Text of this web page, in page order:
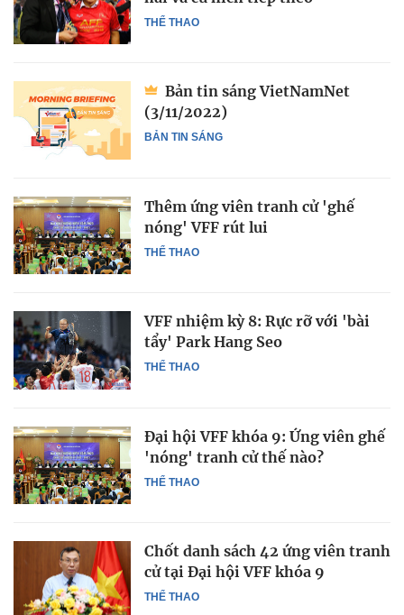
THỂ THAO
BẢN TIN SÁNG
Bản tin sáng VietNamNet
(3/11/2022)
THỂ THAO
Thêm ứng viên tranh cử 'ghế
nóng' VFF rút lui
THỂ THAO
VFF nhiệm kỳ 8: Rực rỡ với 'bài
tẩy' Park Hang Seo
THỂ THAO
Đại hội VFF khóa 9: Ứng viên ghế
'nóng' tranh cử thế nào?
THỂ THAO
Chốt danh sách 42 ứng viên tranh
cử tại Đại hội VFF khóa 9